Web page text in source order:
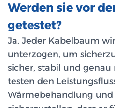
Werden sie vor
getestet?
Ja. Jeder Kabelbaum
unterzogen, um
sicher, stabil und
testen den
Wärmebehandlung und